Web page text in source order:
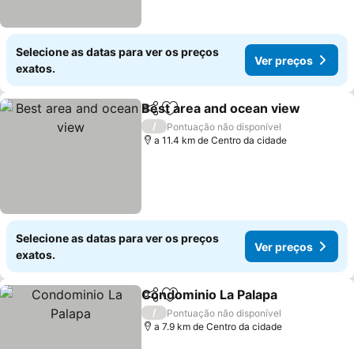
Selecione as datas para ver os preços
exatos.
Ver preços
PartilharAdicionar aos favoritos
Best area and ocean view
/
Pontuação não disponível
a 11.4 km de Centro da cidade
Selecione as datas para ver os preços
exatos.
Ver preços
PartilharAdicionar aos favoritos
Condominio La Palapa
/
Pontuação não disponível
a 7.9 km de Centro da cidade